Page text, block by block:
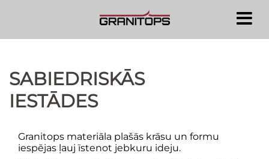
SABIEDRISKĀS
IESTĀDES
Granitops materiāla plašās krāsu un formu
iespējas ļauj īstenot jebkuru ideju.